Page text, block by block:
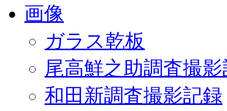
画像
ガラス乾板
尾高鮮之助調査撮
和田新調査撮影記録